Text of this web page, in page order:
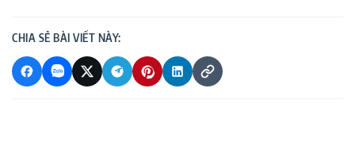
CHIA SẺ BÀI VIẾT NÀY: